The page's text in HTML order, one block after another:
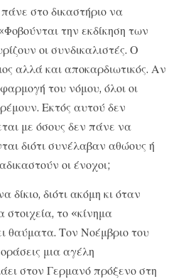
στο δικαστήριο να
την εκδίκηση των
οι συνδικαλιστές. Ο
αλλά και αποκαρδιωτικός. Αν
του νόμου, όλοι οι
Εκτός αυτού δεν
με όσους δεν πάνε να
διότι συνέλαβαν αθώους ή
οι ένοχοι;
διότι ακόμη κι όταν
το «κίνημα
θαύματα. Τον Νοέμβριο του
μια αγέλη
στον Γερμανό πρόξενο στη